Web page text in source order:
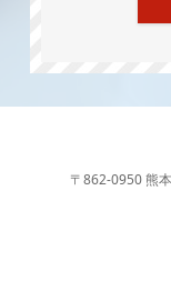
〒862-0950 熊